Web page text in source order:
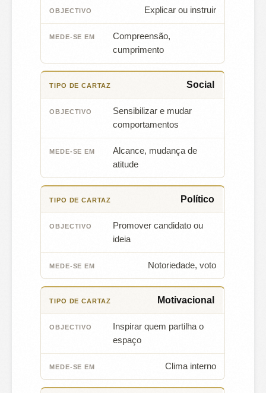
Explicar ou instruir
Compreensão,
cumprimento
Social
Sensibilizar e mudar
comportamentos
Alcance, mudança de
atitude
Político
Promover candidato ou
ideia
Notoriedade, voto
Motivacional
Inspirar quem partilha o
espaço
Clima interno